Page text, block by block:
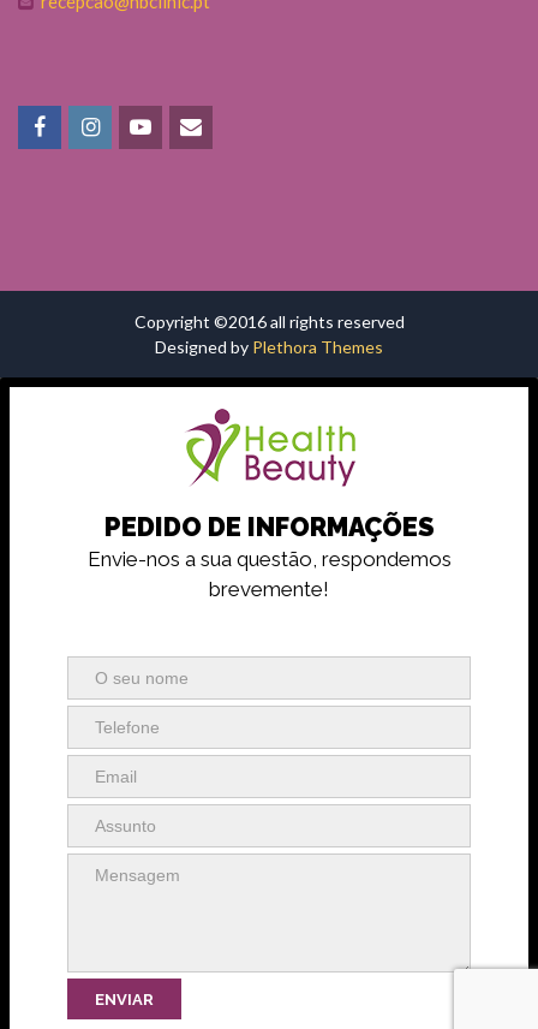
Copyright ©2016 all rights reserved
Designed by Plethora Themes
PEDIDO DE INFORMAÇÕES
Envie-nos a sua questão, respondemos
brevemente!